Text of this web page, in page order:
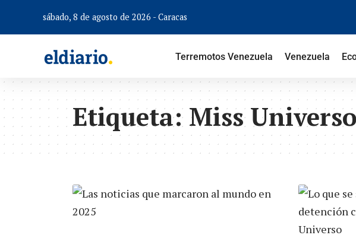
sábado, 8 de agosto de 2026 - Caracas
Terremotos Venezuela Venezuela
Etiqueta:Miss Universo